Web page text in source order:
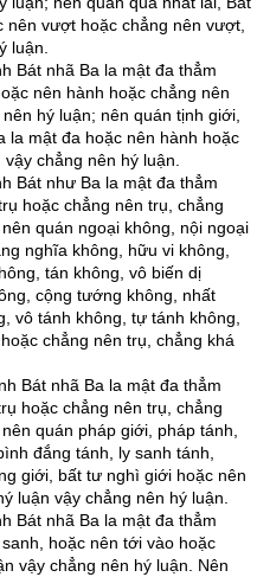
nên vượt hoặc chẳng nên vượt,
luận.
Bát nhã Ba la mật đa thẳm
nên hành hoặc chẳng nên
hý luận; nên quán tịnh giới,
la mật đa hoặc nên hành hoặc
chẳng nên hý luận.
Bát như Ba la mật đa thẳm
hoặc chẳng nên trụ, chẳng
quán ngoại không, nội ngoại
nghĩa không, hữu vi không,
tán không, vô biến dị
cộng tướng không, nhất
vô tánh không, tự tánh không,
chẳng nên trụ, chẳng khá
Bát nhã Ba la mật đa thẳm
hoặc chẳng nên trụ, chẳng
quán pháp giới, pháp tánh,
đắng tánh, ly sanh tánh,
giới, bất tư nghì giới hoặc nên
luận vậy chẳng nên hý luận.
Bát nhã Ba la mật đa thẳm
hoặc nên tới vào hoặc
vậy chẳng nên hý luận. Nên